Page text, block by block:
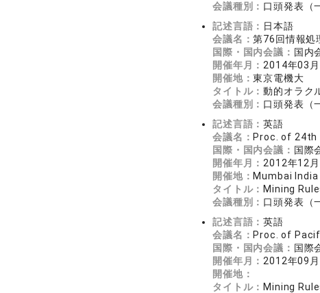
会議種別： 口頭発表（
記述言語： 日本語
会議名：第76回情報処
国際・国内会議： 国内
開催年月： 2014年03月
開催地：東京電機大
タイトル：動的オラク
会議種別： 口頭発表（
記述言語：英語
会議名： Proc. of 24th
国際・国内会議： 国際
開催年月： 2012年12月
開催地： Mumbai India
タイトル： Mining
会議種別： 口頭発表（
記述言語：英語
会議名： Proc. of
国際・国内会議： 国際
開催年月： 2012年09月
開催地：
タイトル： Mining